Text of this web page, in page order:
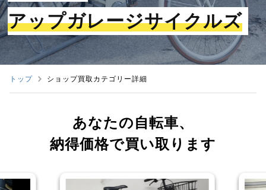
アップガレージサイクルズ
トップ ショップ買取カテゴリー詳細
あなたの自転車、
納得価格で買い取ります